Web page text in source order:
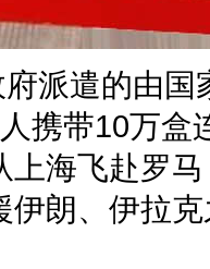
派遣的由国
携带10万盒
上海飞赴罗
伊朗、伊拉